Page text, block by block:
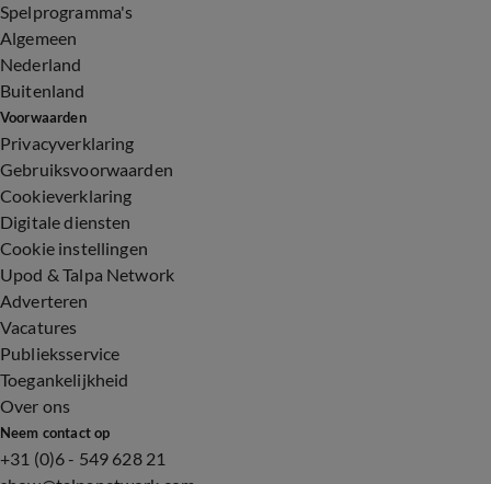
Spelprogramma's
Algemeen
Nederland
Buitenland
Voorwaarden
Privacyverklaring
Gebruiksvoorwaarden
Cookieverklaring
Digitale diensten
Cookie instellingen
Upod & Talpa Network
Adverteren
Vacatures
Publieksservice
Toegankelijkheid
Over ons
Neem contact op
+31 (0)6 - 549 628 21